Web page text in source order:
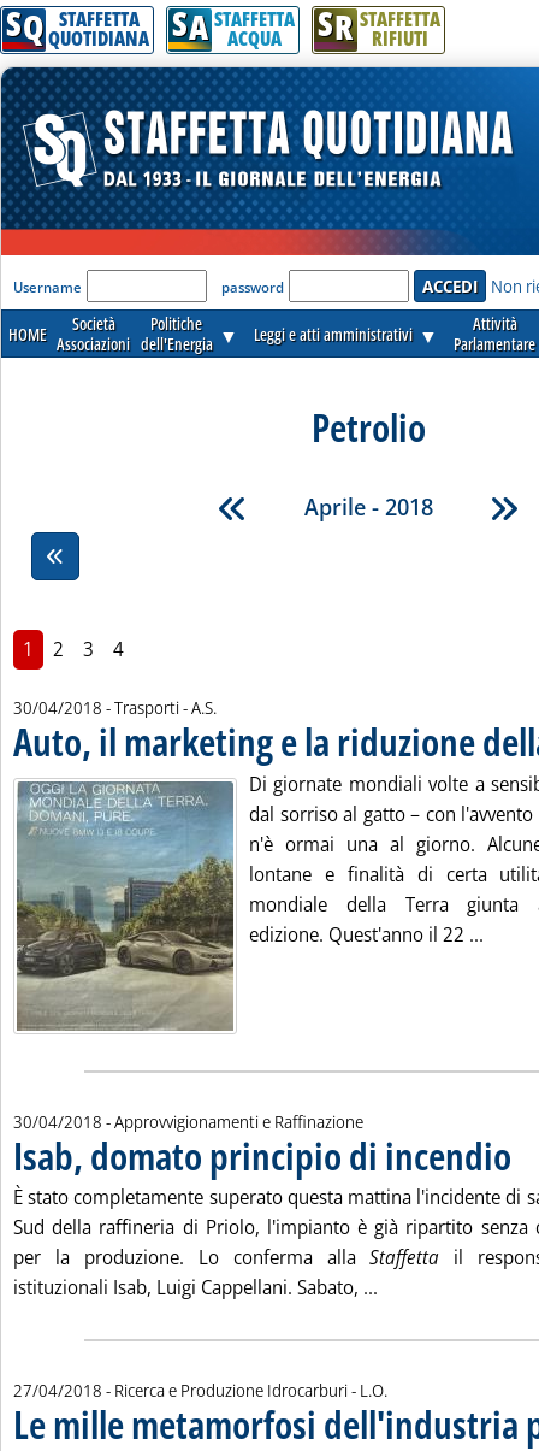
SQ STAFFETTA
QUOTIDIANA SA STAFFETTA
ACQUA SR STAFFETTA
RIFIUTI
'Modulo Login per accedere'
Username password Non
HOME
Società
Associazioni
Politiche
dell'Energia ▼ Leggi e atti amministrativi ▼
Attività
Parlamentare
Petrolio
Aprile - 2018
1 2 3 4
30/04/2018 - Trasporti -di:
A.S.
Auto, il marketing e la riduzione
Di giornate mondiali volte a
dal sorriso al gatto – con
n'è ormai una al giorno.
lontane e finalità di certa
mondiale della Terra giunta
edizione. Quest'anno il 22 ...
30/04/2018 - Approvvigionamenti e Raffinazione
Isab, domato principio di incendio
È stato completamente superato questa mattina l'incidente di
Sud della raffineria di Priolo, l'impianto è già ripartito senza
per la produzione. Lo conferma allaStaffetta il
istituzionali Isab, Luigi Cappellani. Sabato, ...
27/04/2018 - Ricerca e Produzione Idrocarburi - di:
L.O.
Le mille metamorfosi dell'industria